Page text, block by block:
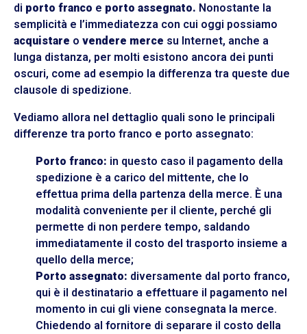
di porto franco e porto assegnato. Nonostante la
semplicità e l’immediatezza con cui oggi possiamo
acquistare o vendere merce su Internet, anche a
lunga distanza, per molti esistono ancora dei punti
oscuri, come ad esempio la differenza tra queste due
clausole di spedizione.
Vediamo allora nel dettaglio quali sono le principali
differenze tra porto franco e porto assegnato:
Porto franco: in questo caso il pagamento della
spedizione è a carico del mittente, che lo
effettua prima della partenza della merce. È una
modalità conveniente per il cliente, perché gli
permette di non perdere tempo, saldando
immediatamente il costo del trasporto insieme a
quello della merce;
Porto assegnato: diversamente dal porto franco,
qui è il destinatario a effettuare il pagamento nel
momento in cui gli viene consegnata la merce.
Chiedendo al fornitore di separare il costo della